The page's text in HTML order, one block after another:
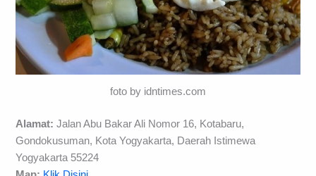
foto by idntimes.com
Alamat: Jalan Abu Bakar Ali Nomor 16, Kotabaru,
Gondokusuman, Kota Yogyakarta, Daerah Istimewa
Yogyakarta 55224